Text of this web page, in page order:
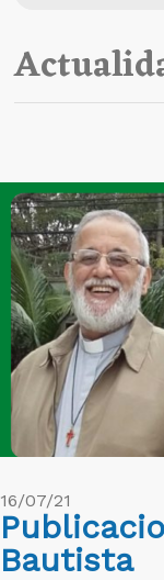
16/07/21
Bautista